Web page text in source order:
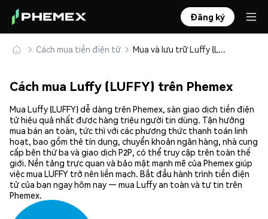
Đăng ký
Cách mua tiền điện tử Mua và lưu trữ Luffy (LUFFY) an toàn
Cách mua Luffy (LUFFY) trên Phemex
Mua Luffy (LUFFY) dễ dàng trên Phemex, sàn giao dịch tiền điện
tử hiệu quả nhất được hàng triệu người tin dùng. Tận hưởng
mua bán an toàn, tức thì với các phương thức thanh toán linh
hoạt, bao gồm thẻ tín dụng, chuyển khoản ngân hàng, nhà cung
cấp bên thứ ba và giao dịch P2P, có thể truy cập trên toàn thế
giới. Nền tảng trực quan và bảo mật mạnh mẽ của Phemex giúp
việc mua LUFFY trở nên liền mạch. Bắt đầu hành trình tiền điện
tử của bạn ngay hôm nay — mua Luffy an toàn và tự tin trên
Phemex.